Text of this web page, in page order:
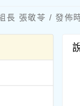
長 張敬苓 / 發佈